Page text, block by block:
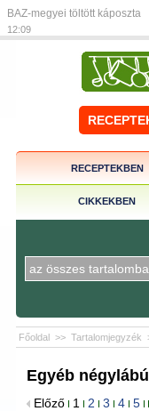
BAZ-megyei töltött káposzta
12:09
RECEPTEKBEN
CIKKEKBEN
Főoldal >> Tartalomjegyzék
Egyéb
Előző 1 2 3 4 5